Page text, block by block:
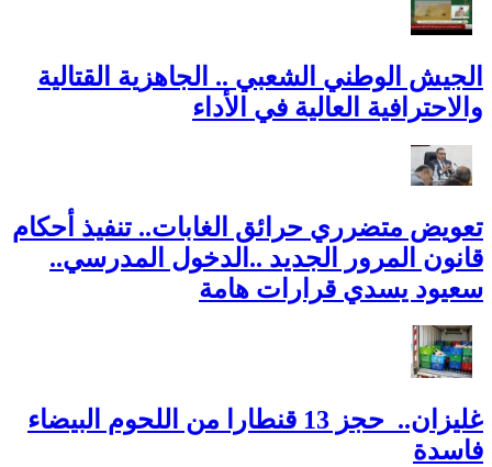
الجيش الوطني الشعبي .. الجاهزية القتالية
والاحترافية العالية في الأداء
تعويض متضرري حرائق الغابات.. تنفيذ أحكام
قانون المرور الجديد ..الدخول المدرسي..
سعيود يسدي قرارات هامة
غليزان.. حجز 13 قنطارا من اللحوم البيضاء
فاسدة